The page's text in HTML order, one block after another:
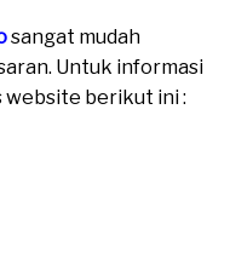
sangat mudah
Untuk informasi
website berikut ini :